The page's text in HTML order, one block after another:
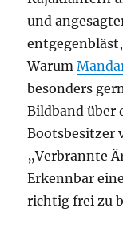
und
Warum
besonders
Bildband über
Bootsbesitzer
„Verbrannte
Erkennbar
richtig frei zu